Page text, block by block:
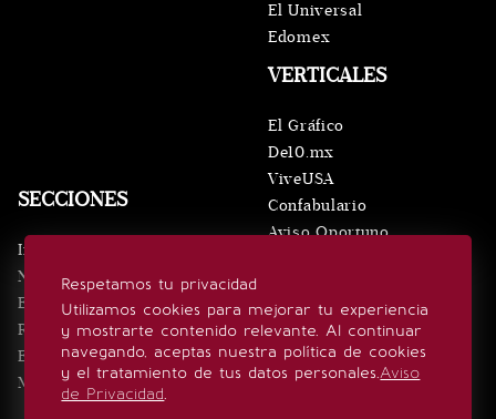
Respetamos tu privacidad
Utilizamos cookies para mejorar tu experiencia
y mostrarte contenido relevante. Al continuar
navegando, aceptas nuestra política de cookies
y el tratamiento de tus datos personales.Aviso
de Privacidad.
SECCIONES
Inicio
Noticias
Eventos
Realeza
Estilo de vida
Minuto x Minuto
VERTICALES
El Gráfico
De10.mx
ViveUSA
Confabulario
Aviso Oportuno
El Universal
Edomex
SÍGUENOS